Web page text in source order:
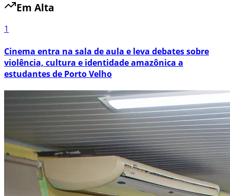
Em Alta
1
Cinema entra na sala de aula e leva debates sobre
violência, cultura e identidade amazônica a
estudantes de Porto Velho